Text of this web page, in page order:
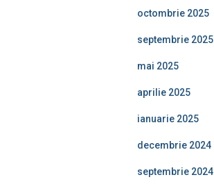
octombrie 2025
septembrie 2025
mai 2025
aprilie 2025
ianuarie 2025
decembrie 2024
septembrie 2024